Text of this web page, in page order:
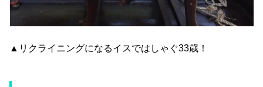
▲リクライニングになるイスではしゃぐ33歳！